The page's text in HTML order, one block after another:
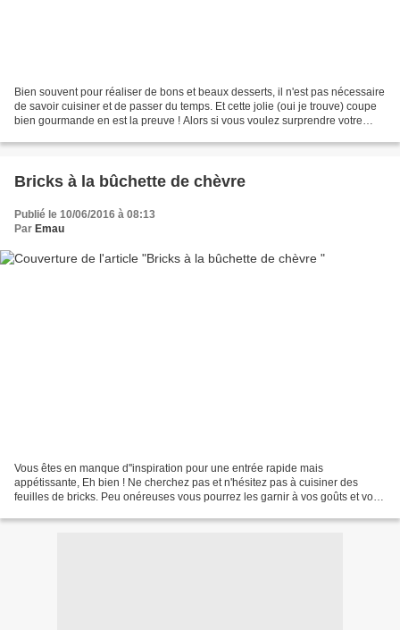
Bien souvent pour réaliser de bons et beaux desserts, il n'est pas nécessaire
de savoir cuisiner et de passer du temps. Et cette jolie (oui je trouve) coupe
bien gourmande en est la preuve ! Alors si vous voulez surprendre votre
Bricks à la bûchette de chèvre
Publié le 10/06/2016 à 08:13
Par Emau
Vous êtes en manque d''inspiration pour une entrée rapide mais
appétissante, Eh bien ! Ne cherchez pas et n'hésitez pas à cuisiner des
feuilles de bricks. Peu onéreuses vous pourrez les garnir à vos goûts et vos